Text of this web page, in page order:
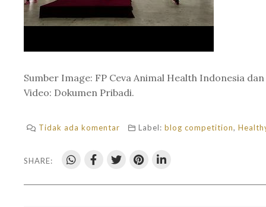
Sumber Image: FP Ceva Animal Health Indonesia
Video: Dokumen Pribadi.
Tidak ada komentar Label: blog competition,
SHARE: